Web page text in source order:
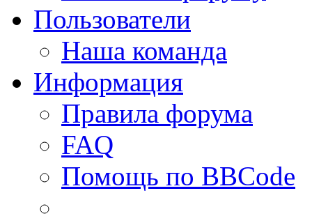
Пользователи
Наша команда
Информация
Правила форума
FAQ
Помощь по BBCode